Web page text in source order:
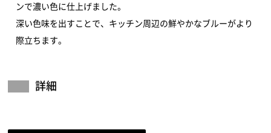
ンで濃い色に仕上げました。
深い色味を出すことで、キッチン周辺の鮮やかなブルーがより
際立ちます。
詳細